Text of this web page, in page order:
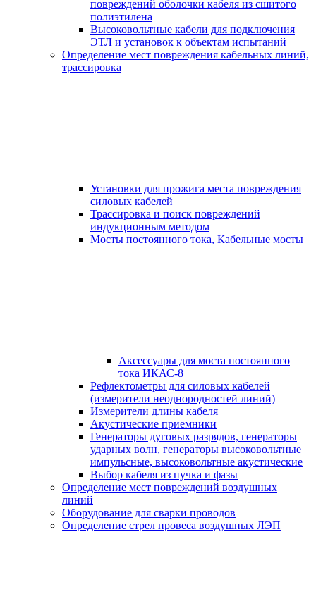
повреждений оболочки кабеля из сшитого
полиэтилена
Высоковольтные кабели для подключения
ЭТЛ и установок к объектам испытаний
Определение мест повреждения кабельных линий,
трассировка
Установки для прожига места повреждения
силовых кабелей
Трассировка и поиск повреждений
индукционным методом
Мосты постоянного тока, Кабельные мосты
Аксессуары для моста постоянного
тока ИКАС-8
Рефлектометры для силовых кабелей
(измерители неоднородностей линий)
Измерители длины кабеля
Акустические приемники
Генераторы дуговых разрядов, генераторы
ударных волн, генераторы высоковольтные
импульсные, высоковольтные акустические
Выбор кабеля из пучка и фазы
Определение мест повреждений воздушных
линий
Оборудование для сварки проводов
Определение стрел провеса воздушных ЛЭП